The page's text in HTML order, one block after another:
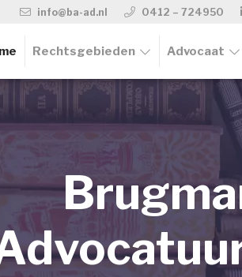
info@ba-ad.nl 0412 – 724950
Rechtsgebieden Advocaat